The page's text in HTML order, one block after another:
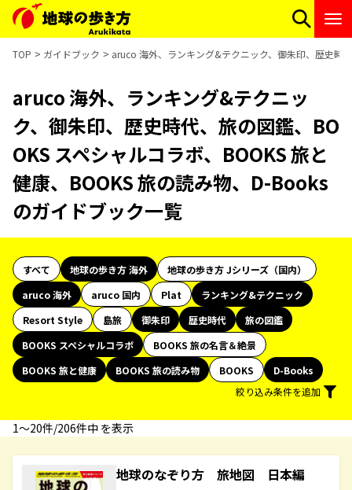
TOP ガイドブック aruco 海外、ランキング&テクニック、御朱印、歴史時
aruco 海外、ランキング&テクニッ
ク、御朱印、歴史時代、旅の図鑑、BO
OKS スペシャルコラボ、BOOKS 旅と
健康、BOOKS 旅の読み物、D-Books
のガイドブック一覧
すべて 地球の歩き方 海外
地球の歩き方 Jシリーズ（国内）
aruco 海外
aruco 国内 Plat
ランキング&テクニック
Resort Style
島旅 御朱印 歴史時代
旅の図鑑
BOOKS スペシャルコラボ
BOOKS 旅の名言＆絶景
BOOKS 旅と健康
BOOKS 旅の読み物 BOOKS
D-Books
絞り込み条件を追加
1〜20件/206件中 を表示
地球のなぞり方 旅地図 日本編